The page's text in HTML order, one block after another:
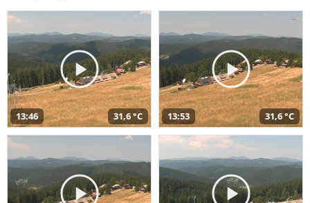
13:46 31,6 °C 13:53 31,6 °C